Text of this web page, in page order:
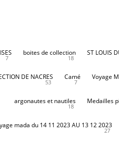
7
boites de collection
18
ST LOUIS
DE NACRES
53
Camé
7
Voyage
argonautes et nautiles
18
Medailles
mada du 14 11 2023 AU 13 12 2023
27